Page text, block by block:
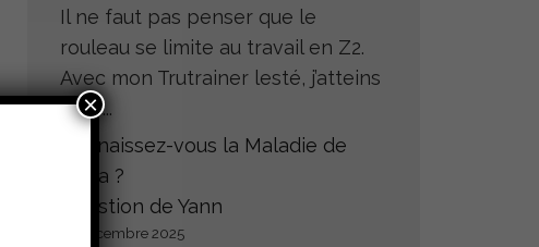
Il ne faut pas penser que le
rouleau se limite au travail en Z2.
Avec mon Trutrainer lesté, j’atteins
sans...
Connaissez-vous la Maladie de
Hoffa ?
Question de Yann
23 décembre 2025
×